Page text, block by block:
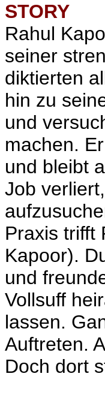
STORY
Rahul
seiner
diktierten
hin zu
und
machen.
und bleibt
Job
Praxis trifft
Kapoor).
und
Vollsuff
lassen.
Auftreten.
Doch dort